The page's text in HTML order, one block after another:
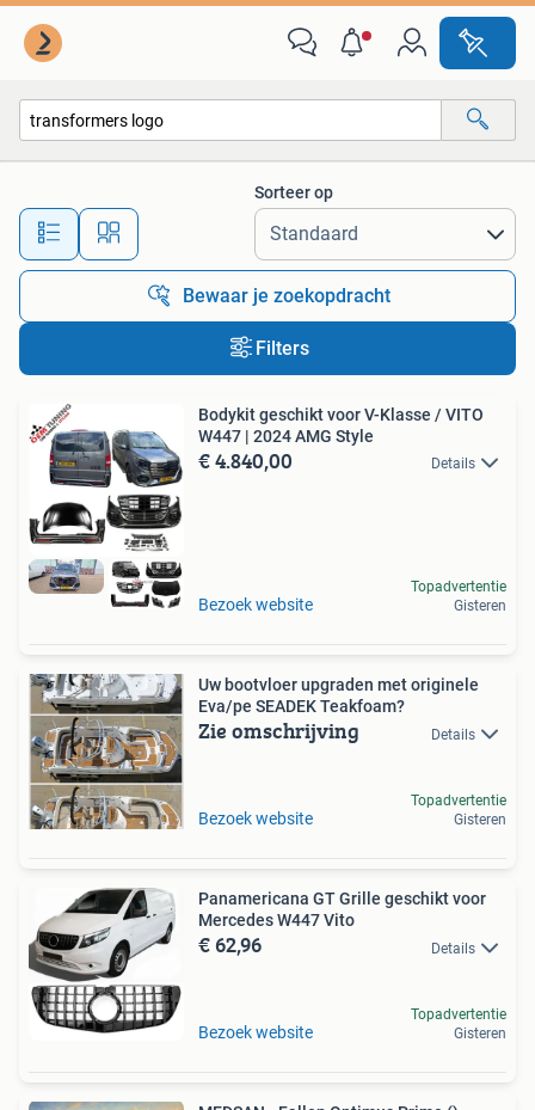
Alle afstanden…
Sorteer op
Bewaar je zoekopdracht
Filters
Bodykit geschikt voor V-Klasse / VITO
W447 | 2024 AMG Style
€ 4.840,00 Details
Bezoek website
Topadvertentie
Gisteren
Uw bootvloer upgraden met originele
Eva/pe SEADEK Teakfoam?
Zie omschrijving Details
Bezoek website
Topadvertentie
Gisteren
Panamericana GT Grille geschikt voor
Mercedes W447 Vito
€ 62,96 Details
Bezoek website
Topadvertentie
Gisteren